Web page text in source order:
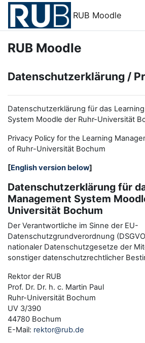
Zum Hauptinhalt
RUB Moodle
RUB Moodle
Datenschutzerklärung /
Datenschutzerklärung für das
System Moodle der Ruhr-Universität
Privacy Policy for the Learning M
of Ruhr-Universität Bochum
[English version below]
Datenschutzerklärung für
Management System
Universität Bochum
Der Verantwortliche im Sinne der EU-
Datenschutzgrundverordnung
nationaler Datenschutzgesetze der
sonstiger datenschutzrechtlicher
Rektor der RUB
Prof. Dr. Dr. h. c. Martin Paul
Ruhr-Universität Bochum
UV 3/390
44780 Bochum
E-Mail: rektor@rub.de